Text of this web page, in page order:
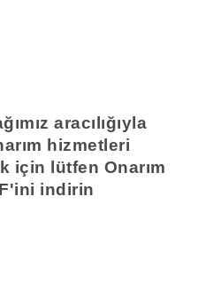
aracılığıyla
hizmetleri
için lütfen Onarım
indirin